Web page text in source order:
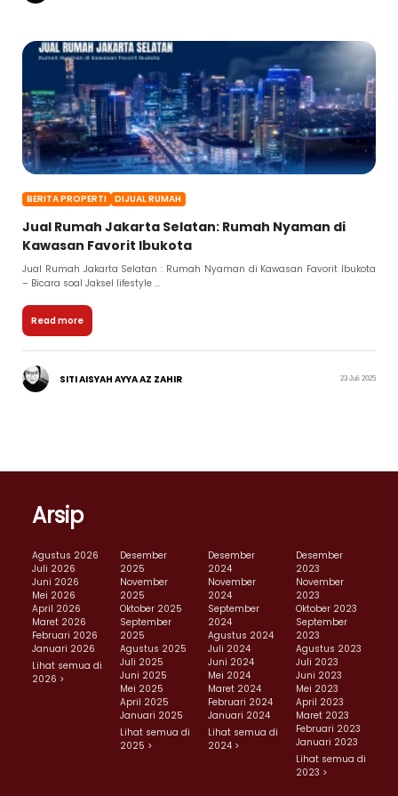
BERITA PROPERTI DIJUAL RUMAH
Jual Rumah Jakarta Selatan: Rumah Nyaman di
Kawasan Favorit Ibukota
Jual Rumah Jakarta Selatan : Rumah Nyaman di Kawasan Favorit Ibukota
– Bicara soal Jaksel lifestyle ...
Read more
SITI AISYAH AYYA AZ ZAHIR 23 Juli 2025
Arsip
Agustus 2026
Juli 2026
Juni 2026
Mei 2026
April 2026
Maret 2026
Februari 2026
Januari 2026
Lihat semua di
2026 >
Desember
2025
November
2025
Oktober 2025
September
2025
Agustus 2025
Juli 2025
Juni 2025
Mei 2025
April 2025
Januari 2025
Lihat semua di
2025 >
Desember
2024
November
2024
September
2024
Agustus 2024
Juli 2024
Juni 2024
Mei 2024
Maret 2024
Februari 2024
Januari 2024
Lihat semua di
2024 >
Desember
2023
November
2023
Oktober 2023
September
2023
Agustus 2023
Juli 2023
Juni 2023
Mei 2023
April 2023
Maret 2023
Februari 2023
Januari 2023
Lihat semua di
2023 >